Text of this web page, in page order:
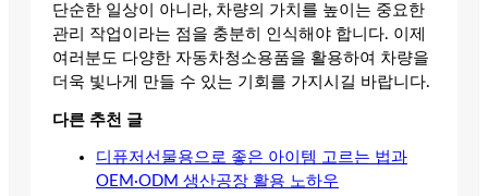
단순한 일상이 아니라, 차량의 가치를 높이는 중요한
관리 작업이라는 점을 충분히 인식해야 합니다. 이제
여러분도 다양한 자동차청소용품을 활용하여 차량을
더욱 빛나게 만들 수 있는 기회를 가지시길 바랍니다.
다른 추천 글
디퓨저선물용으로 좋은 아이템 고르는 법과
OEM·ODM 생산공장 활용 노하우